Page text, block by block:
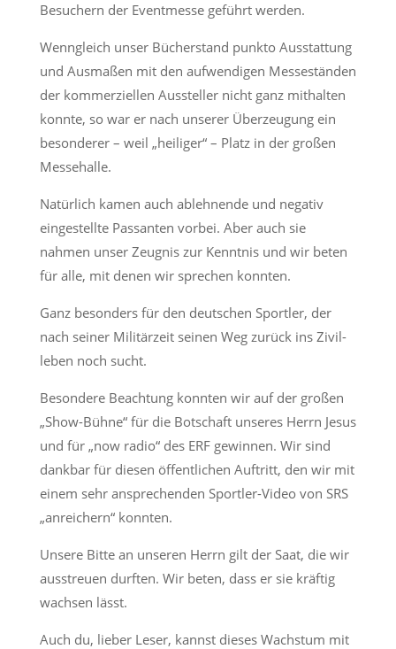
Besuchern der Eventmesse geführt werden.
Wenngleich unser Bücherstand punkto Ausstattung
und Ausmaßen mit den aufwendigen Messeständen
der kommerziellen Aussteller nicht ganz mithalten
konnte, so war er nach unserer Überzeugung ein
besonderer – weil „heiliger“ – Platz in der großen
Messehalle.
Natürlich kamen auch ablehnende und negativ
eingestellte Passanten vorbei. Aber auch sie
nahmen unser Zeugnis zur Kenntnis und wir beten
für alle, mit denen wir sprechen konnten.
Ganz besonders für den deutschen Sportler, der
nach seiner Militärzeit seinen Weg zurück ins Zivil-
leben noch sucht.
Besondere Beachtung konnten wir auf der großen
„Show-Bühne“ für die Botschaft unseres Herrn Jesus
und für „now radio“ des ERF gewinnen. Wir sind
dankbar für diesen öffentlichen Auftritt, den wir mit
einem sehr ansprechenden Sportler-Video von SRS
„anreichern“ konnten.
Unsere Bitte an unseren Herrn gilt der Saat, die wir
ausstreuen durften. Wir beten, dass er sie kräftig
wachsen lässt.
Auch du, lieber Leser, kannst dieses Wachstum mit